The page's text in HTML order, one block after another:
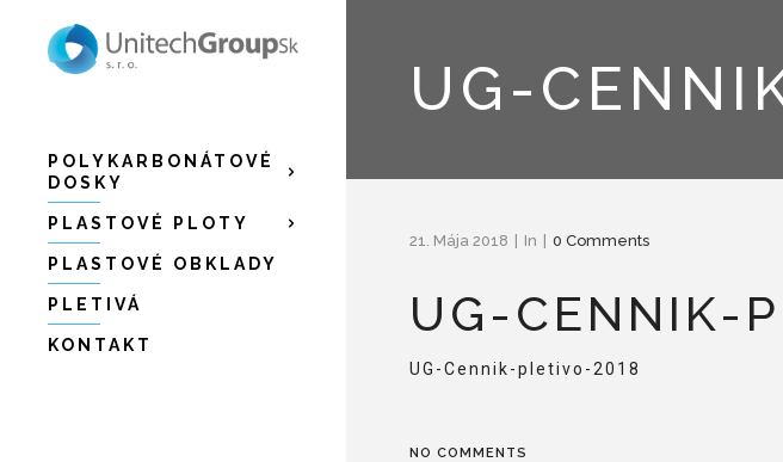
POLYKARBONÁTOVÉ
DOSKY
PLASTOVÉ PLOTY
PLASTOVÉ OBKLADY
PLETIVÁ
KONTAKT
UG-
21. Mája 2018 In 0 Comments
UG-CENNIK-
UG-Cennik-pletivo-2018
NO COMMENTS